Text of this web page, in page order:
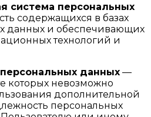
система персональных
содержащихся в базах
данных и обеспечивающих
технологий и
данных —
которых невозможно
дополнительной
персональных